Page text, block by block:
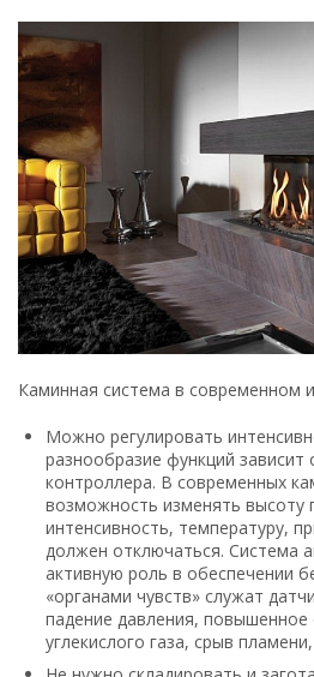
Каминная система в современном
Можно регулировать
разнообразие функций зависит
контроллера. В современных
возможность изменять высоту
интенсивность, температуру,
должен отключаться. Система
активную роль в обеспечении
«органами чувств» служат
падение давления, повышенное
углекислого газа, срыв